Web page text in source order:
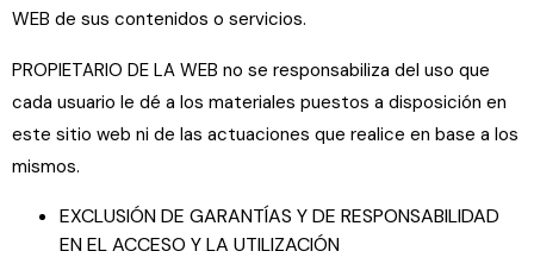
WEB de sus contenidos o servicios.
PROPIETARIO DE LA WEB no se responsabiliza del uso que
cada usuario le dé a los materiales puestos a disposición en
este sitio web ni de las actuaciones que realice en base a los
mismos.
EXCLUSIÓN DE GARANTÍAS Y DE RESPONSABILIDAD
EN EL ACCESO Y LA UTILIZACIÓN